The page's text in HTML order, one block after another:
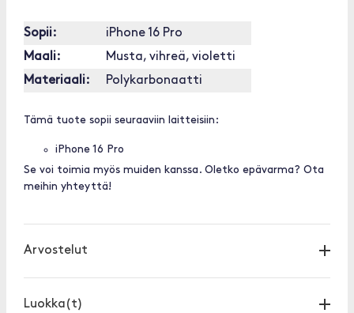
Sopii:
iPhone 16 Pro
Maali:
Musta, vihreä, violetti
Materiaali:
Polykarbonaatti
Tämä tuote sopii seuraaviin laitteisiin:
iPhone 16 Pro
Se voi toimia myös muiden kanssa. Oletko epävarma? Ota
meihin yhteyttä!
Arvostelut
Luokka(t)